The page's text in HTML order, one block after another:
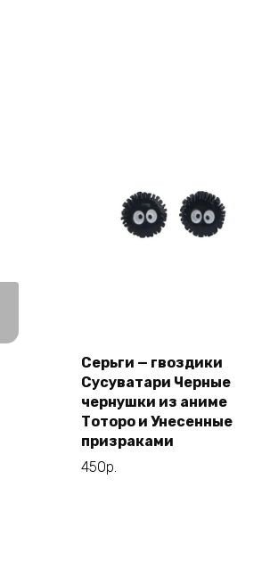
В корзину
Серьги — гвоздики
Сусуватари Черные
чернушки из аниме
Тоторо и Унесенные
призраками
450р.